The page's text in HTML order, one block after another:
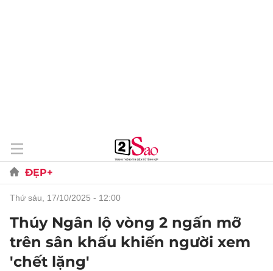
ĐẸP+
thứ sáu, 17/10/2025 - 12:00
Thúy Ngân lộ vòng 2 ngấn mỡ
trên sân khấu khiến người xem
'chết lặng'